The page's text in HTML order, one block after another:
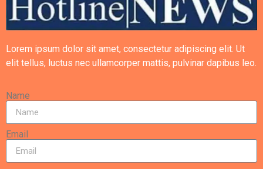
Lorem ipsum dolor sit amet, consectetur adipiscing elit. Ut
elit tellus, luctus nec ullamcorper mattis, pulvinar dapibus leo.
Name
Email